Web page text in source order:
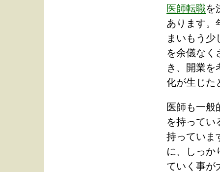
医師転職を
あります。
まいもう
を余儀なく
き、開業を
化が生じた
医師も一般
を持ってい
持っていま
に、しっか
ていく事が